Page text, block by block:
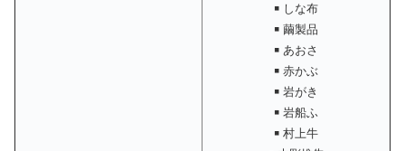
￭ しな布
￭ 繭製品
￭ あおさ
￭ 赤かぶ
￭ 岩がき
￭ 岩船ふ
￭ 村上牛